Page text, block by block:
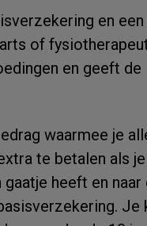
en een
of
en geeft de
waarmee je
te betalen als
heeft en naar
Je